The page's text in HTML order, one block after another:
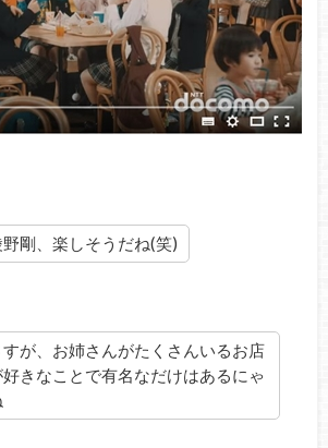
剛、楽しそうだね(笑)
すが、お姉さんがたくさんいるお店
好きなことで有名なだけはあるにゃ